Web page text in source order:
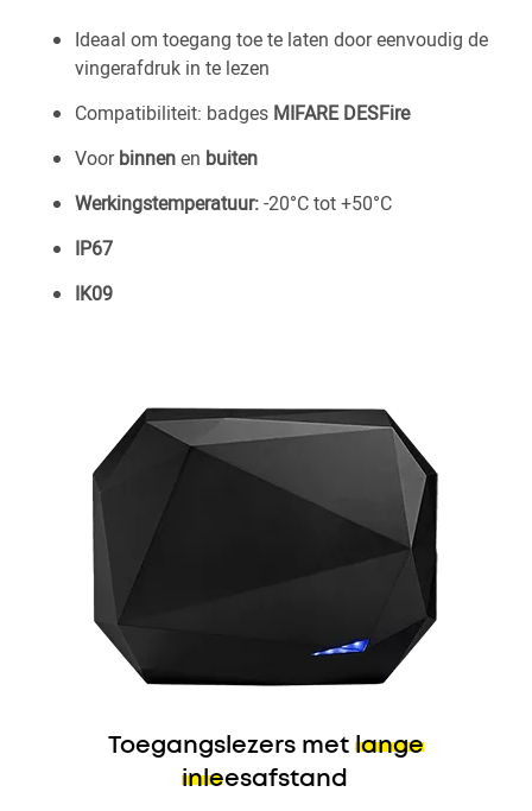
Ideaal om toegang toe te laten door eenvoudig de
vingerafdruk in te lezen
Compatibiliteit: badges MIFARE DESFire
Voorbinnenen buiten
Werkingstemperatuur:-20°C tot +50°C
IP67
IK09
Toegangslezers met lange
inleesafstand